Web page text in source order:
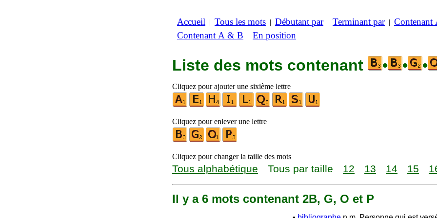
Accueil | Tous les mots | Débutant par| Terminant par| Contenant
Contenant A & B | En position
Liste des mots contenant • • •
Cliquez pour ajouter une sixième lettre
Cliquez pour enlever une lettre
Cliquez pour changer la taille des mots
Tous alphabétique Tous par taille 12 13 14 15
Il y a 6 mots contenant 2B, G, O et P